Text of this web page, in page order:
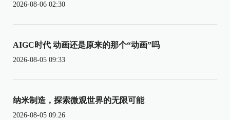
2026-08-06 02:30
AIGC时代 动画还是原来的那个“动画”吗
2026-08-05 09:33
纳米制造，探索微观世界的无限可能
2026-08-05 09:26